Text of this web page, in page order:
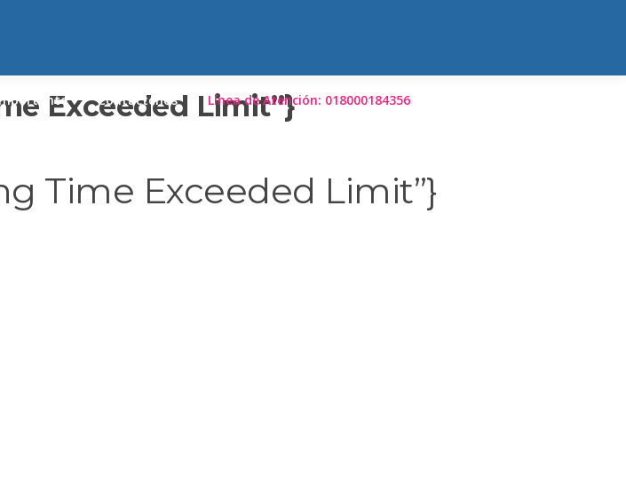
Contáctenos Línea de Atención: 018000184356
Exceeded Limit”}
Time Exceeded Limit”}